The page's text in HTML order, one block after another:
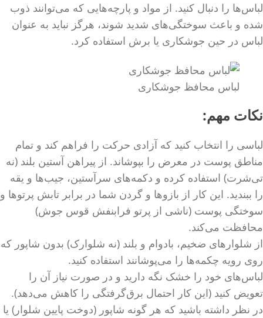
لباس‌ها را دنبال کنید. از مواد و پارچه‌هایی که می‌توانند ذوب
شده و باعث سوختگی‌های شدید شوند، هرگز نباید به عنوان
لباس در حین جوشکاری یا برش استفاده کرد.
لباس محافظ جوشکاری
نکات مهم:
لباسی را انتخاب کنید که آزادی حرکت را فراهم کند و تمام
مناطق پوست در معرض را بپوشاند. از پیراهن آستین بلند (نه
تی‌شرت) استفاده کرده و دکمه‌های سرآستین، جیب‌ها و یقه
را ببندید. این کار از بازوها و گردن شما در برابر تابش پرتوها و
سوختگی پوست (ناشی از پرتو فرابنفش قوس جوش)
محافظت می‌کند.
از شلوارهای ضخیم، بادوام و بلند (نه شلوارک) بدون شاپور که
روی رویه چکمه‌ها را می‌پوشانند استفاده کنید.
لباس‌های خود را خشک نگه دارید و در صورت نیاز آن را
تعویض کنید (این کار احتمال برق‌گرفتگی را کاهش می‌دهد).
در نظر داشته باشید که هر گونه شاپور (دوخت پایین شلوار) یا